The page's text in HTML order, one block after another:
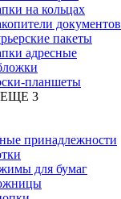
на кольцах
документов
пакеты
адресные
планшеты
3
принадлежности
для бумаг